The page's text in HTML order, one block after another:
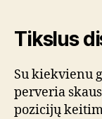
Tikslus
Su kiekvienu
perveria
pozicijų